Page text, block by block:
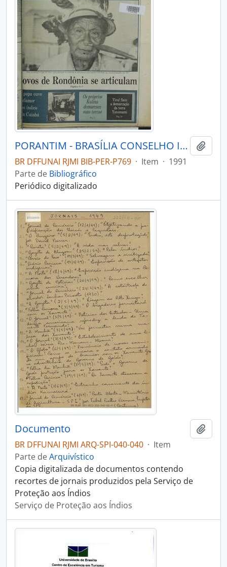
PORANTIM - BRASÍLIA CONSELHO INDIGENISTA MISSIONÁRIO - 1991 - Nº143
BR DFFUNAI RJMI BIB-PER-P769 · Item · 1991
Parte de Bibliográfico
Periódico digitalizado
Documento
BR DFFUNAI RJMI ARQ-SPI-040-040 · Item
Parte deArquivístico
Copia digitalizada de documentos contendo
recortes de jornais produzidos pela Serviço de
Proteção aos Índios
Serviço de Proteção aos Índios